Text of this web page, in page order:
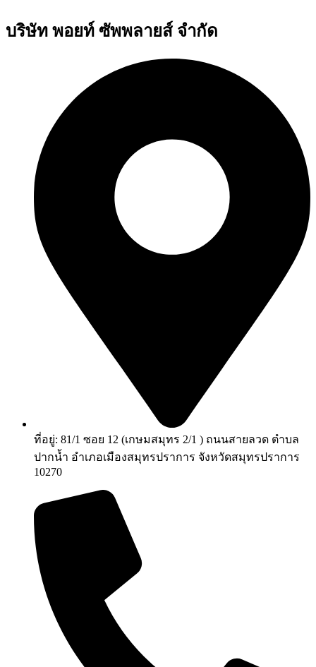
บริษัท พอยท์ ซัพพลายส์ จำกัด
ที่อยู่: 81/1 ซอย 12 (เกษมสมุทร 2/1 ) ถนนสายลวด ตำบล
ปากน้ำ อำเภอเมืองสมุทรปราการ จังหวัดสมุทรปราการ
10270